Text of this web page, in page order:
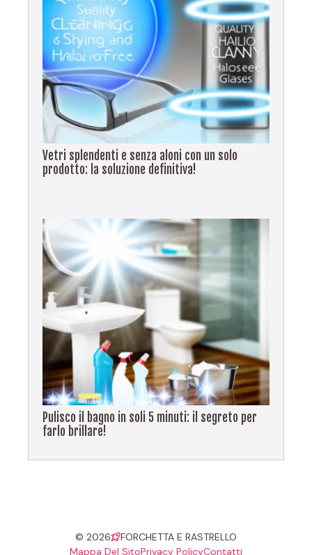
Vetri splendenti e senza aloni con un solo
prodotto: la soluzione definitiva!
Pulisco il bagno in soli 5 minuti: il segreto per
farlo brillare!
© 2026
FORCHETTA E RASTRELLO
Mappa Del SitoPrivacy PolicyContatti